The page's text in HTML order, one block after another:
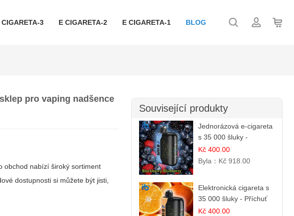
CIGARETA-3 E CIGARETA-2 E CIGARETA-1 BLOG
pro vaping nadšence
obchod nabízí široký sortiment
dostupnosti si můžete být jisti,
Související produkty
Jednorázová e-cigareta
s 35 000 šluky -
Ostružina & Borůvka |
Intenzivní lesní směs
Kč 400.00
Byla： Kč 918.00
Elektronická cigareta s
35 000 šluky - Příchuť
Pomerančový Džem |
Kč 400.00